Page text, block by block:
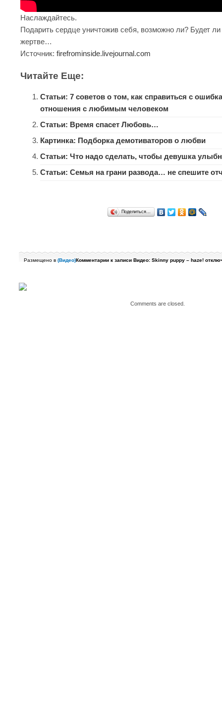
Наслаждайтесь.
Подарить сердце уничтожив себя, возможно ли? Будет ли
жертве…
Источник: firefrominside.livejournal.com
Читайте Еще:
Статьи: 7 советов о том, как справиться с
отношения с любимым человеком
Статьи: Время спасет Любовь…
Картинка: Подборка демотиваторов о любви
Статьи: Что надо сделать, чтобы девушка
Статьи: Семья на грани развода… не спешите
Поделиться…
Размещено в (Видео)Комментарии к записи Видео: Skinny puppy – haze!
Comments are closed.